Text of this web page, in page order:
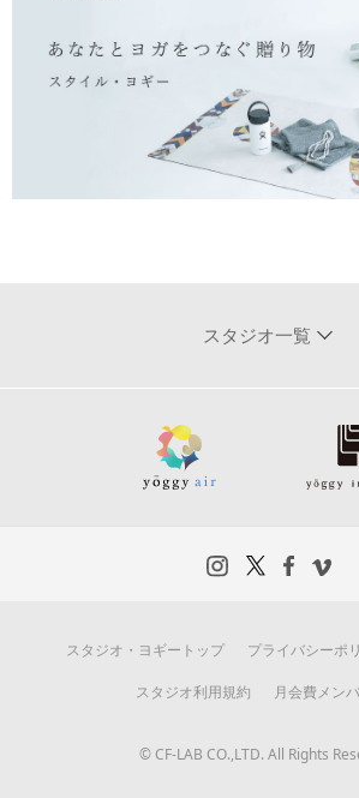
スタジオ一覧
スタジオ・ヨギートップ プライバシーポ
スタジオ利用規約 月会費メン
© CF-LAB CO.,LTD. All Rights